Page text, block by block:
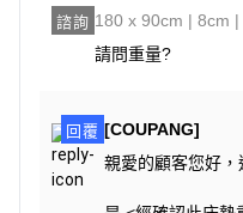
諮詢 180 x 90cm | 8cm |
回覆 [COUPANG]
親愛的顧客您好